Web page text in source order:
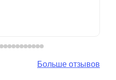
Больше отзывов